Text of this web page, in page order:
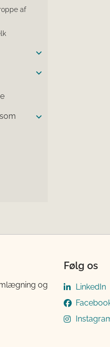
af
og
Følg os
LinkedIn